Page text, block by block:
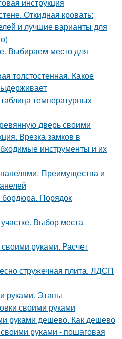
Откидная кровать:
и лучшие варианты для
Выбираем место для
толстостенная. Какое
температурных
дверь своими
Врезка замков в
инструменты и их
Преимущества и
бордюра. Порядок
Выбор места
руками. Расчет
стружечная плита. ЛДСП
руками. Этапы
своими руками
руками дешево. Как дешево
руками - пошаговая